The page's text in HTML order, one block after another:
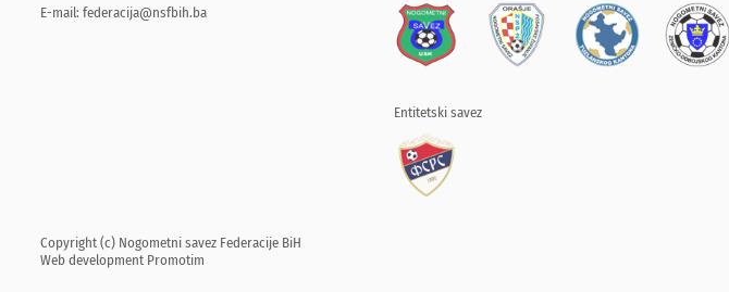
E-mail: federacija@nsfbih.ba
Entitetski savez
Copyright (c) Nogometni savez Federacije BiH
Web development Promotim